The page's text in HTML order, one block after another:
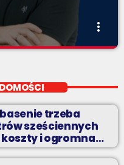
more_vert
występuje roli głównej.
trzeba
sześciennych
i ogromna